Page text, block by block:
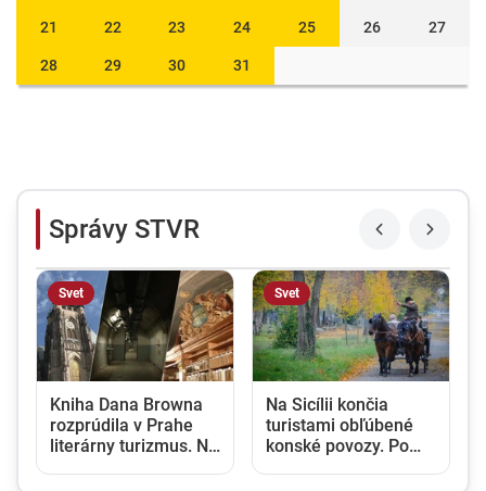
21 22 23 24 25 26 27
28 29 30 31
Správy STVR
Svet
Kniha Dana Browna
rozprúdila v Prahe
literárny turizmus. Na
Svet
Na Sicílii končia
turistami obľúbené
konské povozy. Po